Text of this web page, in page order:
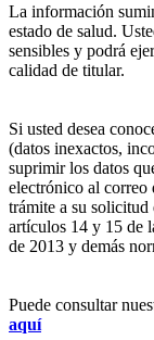
La información
estado de salud.
sensibles y podrá
calidad de titular.
Si usted desea
(datos inexactos,
suprimir los datos
electrónico al correo
trámite a su
artículos 14 y 15 de
de 2013 y demás
Puede consultar
aquí